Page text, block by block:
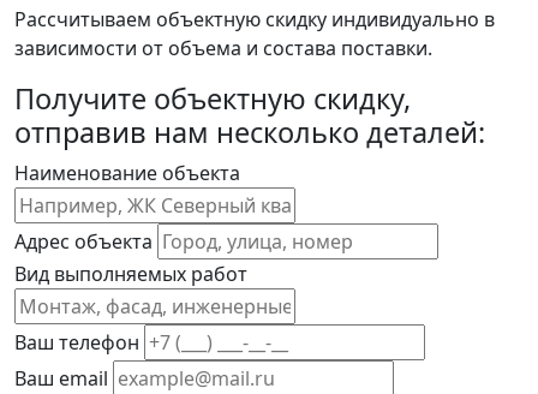
Рассчитываем объектную скидку индивидуально в
зависимости от объема и состава поставки.
Получите объектную скидку,
отправив нам несколько деталей:
Наименование объекта
Адрес объекта
Вид выполняемых работ
Ваш телефон
Ваш email